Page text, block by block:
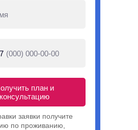
план и
консультацию
заявки получите
по проживанию,